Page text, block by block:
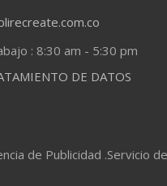
: 8:30 am - 5:30 pm
DE DATOS
de Publicidad .Servicio